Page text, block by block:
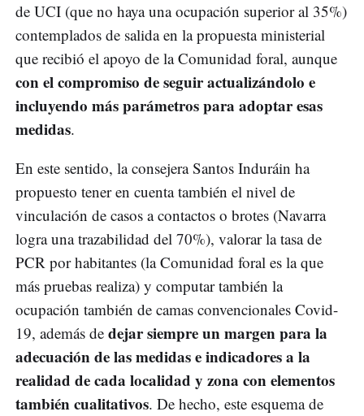
de UCI (que no haya una ocupación superior al 35%)
contemplados de salida en la propuesta ministerial
que recibió el apoyo de la Comunidad foral, aunque
con el compromiso de seguir actualizándolo e
incluyendo más parámetros para adoptar esas
medidas.
En este sentido, la consejera Santos Induráin ha
propuesto tener en cuenta también el nivel de
vinculación de casos a contactos o brotes (Navarra
logra una trazabilidad del 70%), valorar la tasa de
PCR por habitantes (la Comunidad foral es la que
más pruebas realiza) y computar también la
ocupación también de camas convencionales Covid-
19, además de dejar siempre un margen para la
adecuación de las medidas e indicadores a la
realidad de cada localidad y zona con elementos
también cualitativos. De hecho, este esquema de